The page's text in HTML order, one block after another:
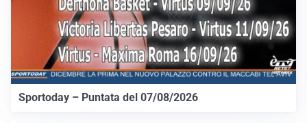
Sportoday – Puntata del 07/08/2026